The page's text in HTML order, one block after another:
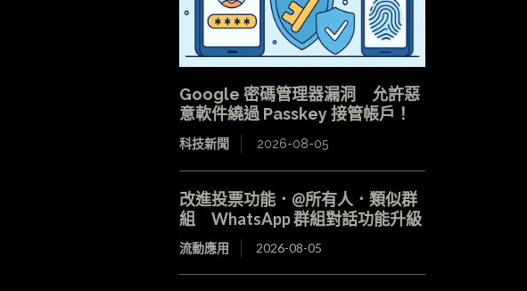
Google 密碼管理器漏洞 允許惡
意軟件繞過 Passkey 接管帳戶！
科技新聞 2026-08-05
改進投票功能．@所有人．類似群
組 WhatsApp 群組對話功能升級
流動應用 2026-08-05